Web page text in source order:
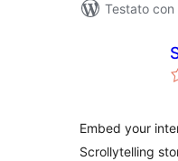
Testato con
Embed your
Scrollytelling